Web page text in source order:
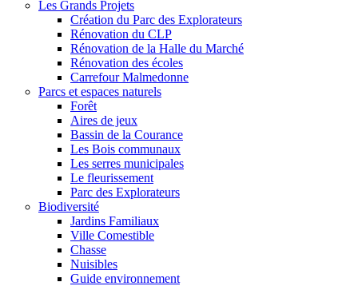
Les Grands Projets
Création du Parc des Explorateurs
Rénovation du CLP
Rénovation de la Halle du Marché
Rénovation des écoles
Carrefour Malmedonne
Parcs et espaces naturels
Forêt
Aires de jeux
Bassin de la Courance
Les Bois communaux
Les serres municipales
Le fleurissement
Parc des Explorateurs
Biodiversité
Jardins Familiaux
Ville Comestible
Chasse
Nuisibles
Guide environnement